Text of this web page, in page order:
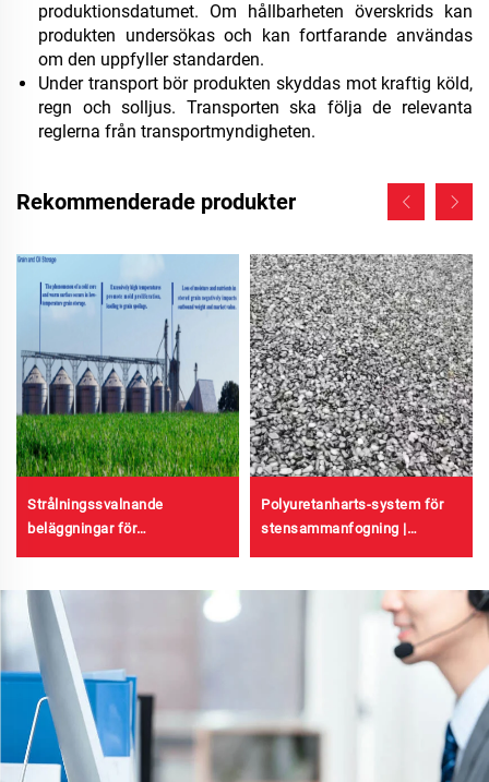
produktionsdatumet. Om hållbarheten överskrids kan
produkten undersökas och kan fortfarande användas
om den uppfyller standarden.
Under transport bör produkten skyddas mot kraftig köld,
regn och solljus. Transporten ska följa de relevanta
reglerna från transportmyndigheten.
Rekommenderade produkter
Strålningssvalnande
beläggningar för
kornlagringsbehållare och
oljelagringsbehållare
Polyuretanharts-system för
stensammanfogning |